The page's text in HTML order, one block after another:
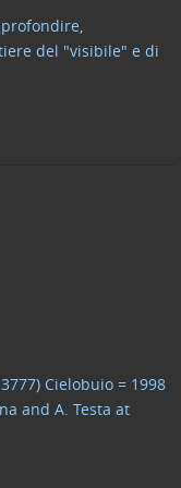
del "visibile" e di
Cielobuio = 1998
and A. Testa at